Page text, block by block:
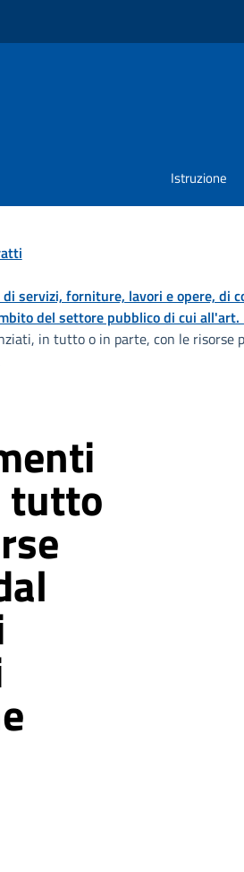
Istruzione
servizi, forniture, lavori e opere, di
del settore pubblico di cui
in tutto o in parte, con le risorse
tutto